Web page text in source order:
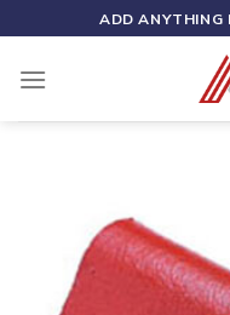
to
content
ADD ANYTHING